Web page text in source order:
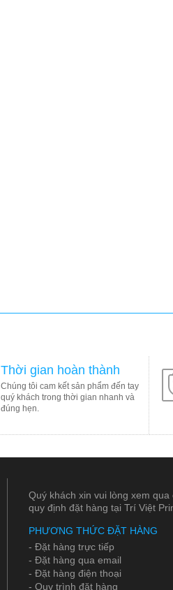
Thời gian hoàn thành
Chúng tôi cam kết sản phẩm đến tay
quý khách trong thời gian nhanh và
đúng hẹn.
Quý khách xin vui lòng xem
quy định đặt hàng tại Trí Việt
PHƯƠNG THỨC ĐẶT HÀNG
- Đặt hàng trực tiếp
- Đặt hàng qua email
- Đặt hàng điện thoại
- Quy trình đặt hàng